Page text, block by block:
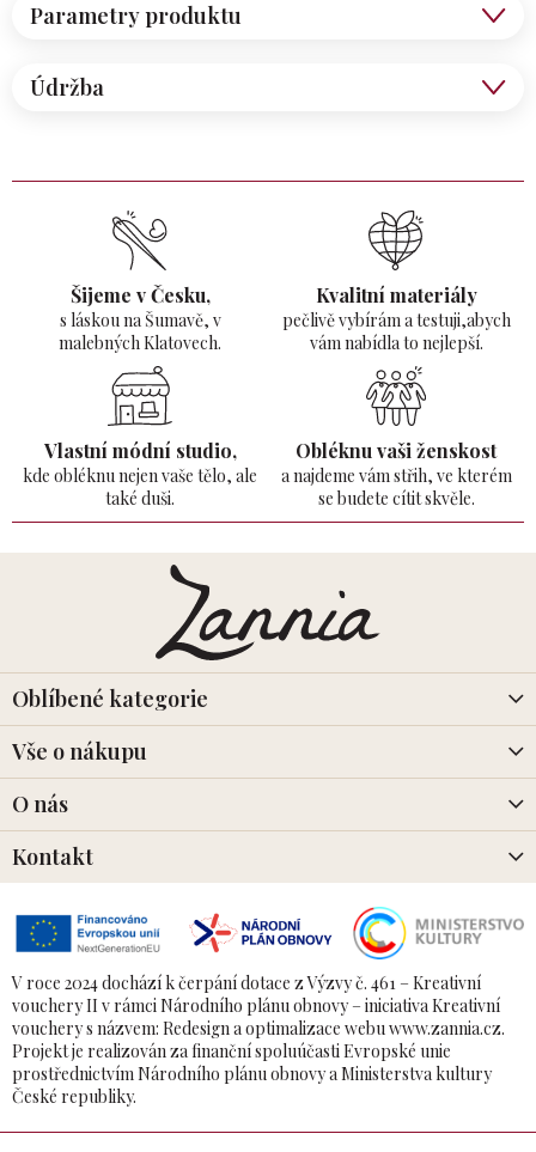
Údržba
Parametry produktu
Šijeme v Česku,
s láskou na Šumavě, v
malebných Klatovech.
Kvalitní materiály
pečlivě vybírám a testuji,abych
vám nabídla to nejlepší.
Vlastní módní studio,
kde obléknu nejen vaše tělo, ale
také duši.
Obléknu vaši ženskost
a najdeme vám střih, ve kterém
se budete cítit skvěle.
t
Oblíbené kategorie
Vše o nákupu
O nás
Kontakt
V roce 2024 dochází k čerpání dotace z Výzvy č. 461 – Kreativní
vouchery II v rámci Národního plánu obnovy – iniciativa Kreativní
vouchery s názvem: Redesign a optimalizace webu www.zannia.cz.
Projekt je realizován za finanční spoluúčasti Evropské unie
prostřednictvím Národního plánu obnovy a Ministerstva kultury
České republiky.